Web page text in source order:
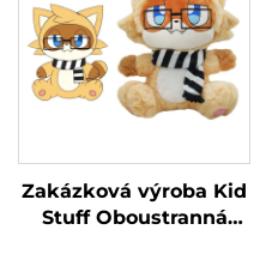
Zakázková výroba Kid
Stuff Oboustranná